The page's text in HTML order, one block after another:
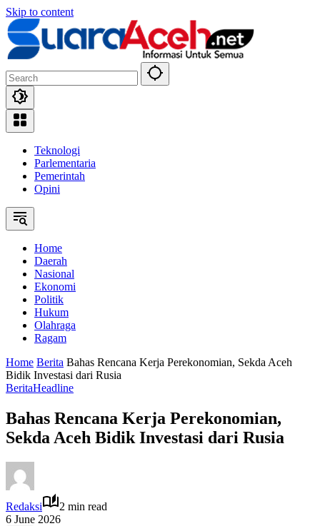
Skip to content
Teknologi
Parlementaria
Pemerintah
Opini
Home
Daerah
Nasional
Ekonomi
Politik
Hukum
Olahraga
Ragam
Home Berita Bahas Rencana Kerja Perekonomian, Sekda Aceh
Bidik Investasi dari Rusia
BeritaHeadline
Bahas Rencana Kerja Perekonomian,
Sekda Aceh Bidik Investasi dari Rusia
Redaksi
2 min read
6 June 2026